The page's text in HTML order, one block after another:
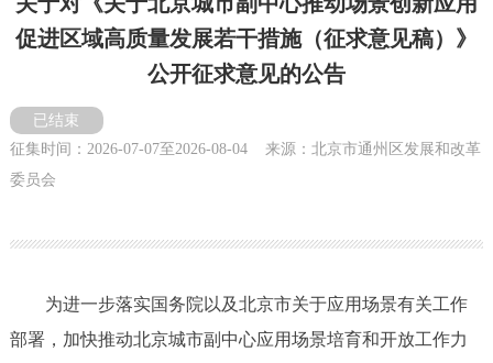
北京要闻 会议信息 部门动态
各区热点
政务公开
决策公开 专题公开
促进区域高质量发展若干措施（征求意见稿）》
公开征求意见的公告
已结束
征集时间： 2026-07-07至 2026-08-04
来源：北京市通州区发展和改革
委员会
为进一步落实国务院以及北京市关于应用场景有关工作
部署，加快推动北京城市副中心应用场景培育和开放工作力